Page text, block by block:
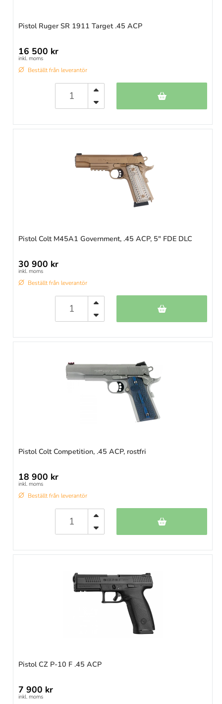
Pistol Ruger SR 1911 Target .45 ACP
16 500 kr
inkl. moms
Beställt från leverantör
Pistol Colt M45A1 Government, .45 ACP, 5" FDE DLC
30 900 kr
inkl. moms
Beställt från leverantör
Pistol Colt Competition, .45 ACP, rostfri
18 900 kr
inkl. moms
Beställt från leverantör
Pistol CZ P-10 F .45 ACP
7 900 kr
inkl. moms